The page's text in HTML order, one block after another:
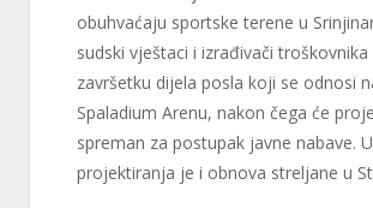
obuhvaćaju sportske terene u
sudski vještaci i izrađivači troškovnika
završetku dijela posla koji se odnosi
Spaladium Arenu, nakon čega će
spreman za postupak javne nabave.
projektiranja je i obnova streljane u